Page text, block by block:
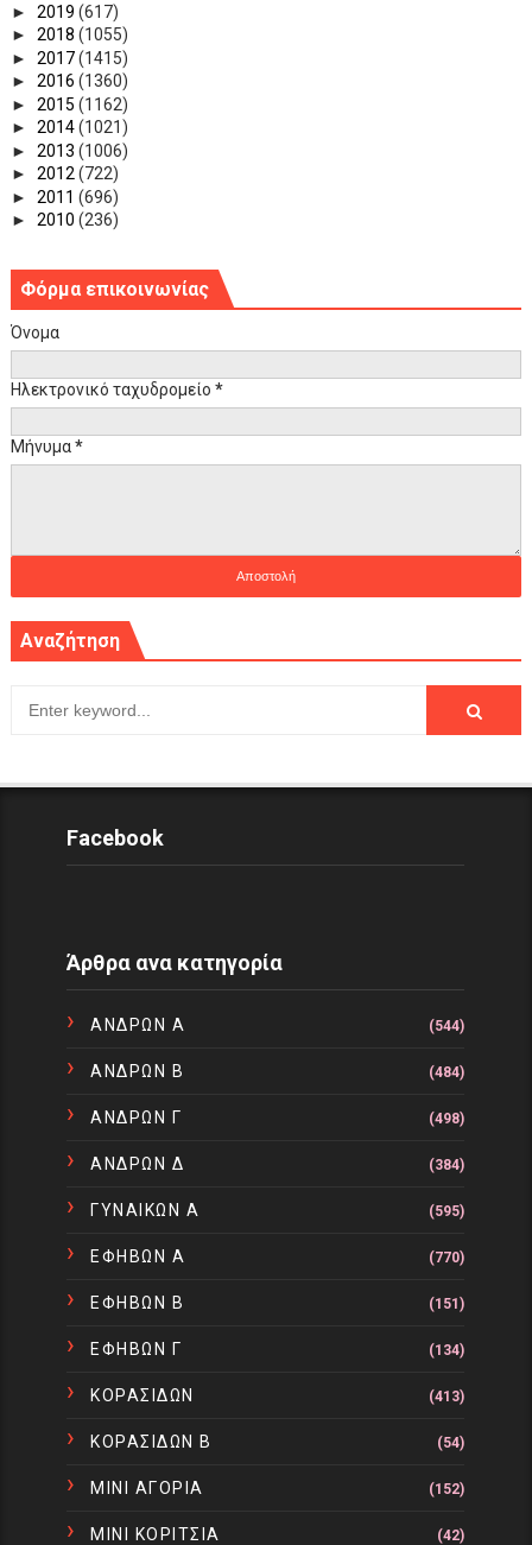
► 2019 (617)
► 2018 (1055)
► 2017(1415)
► 2016 (1360)
► 2015 (1162)
► 2014(1021)
► 2013 (1006)
► 2012(722)
► 2011 (696)
► 2010 (236)
Φόρμα επικοινωνίας
Όνομα
Ηλεκτρονικό ταχυδρομείο *
Μήνυμα*
Αναζήτηση
Facebook
Άρθρα ανα κατηγορία
ΑΝΔΡΩΝ Α (544)
ΑΝΔΡΩΝ Β (484)
ΑΝΔΡΩΝ Γ (498)
ΑΝΔΡΩΝ Δ (384)
ΓΥΝΑΙΚΩΝ Α (595)
ΕΦΗΒΩΝ Α (770)
ΕΦΗΒΩΝ Β (151)
ΕΦΗΒΩΝ Γ (134)
ΚΟΡΑΣΙΔΩΝ (413)
ΚΟΡΑΣΙΔΩΝ Β (54)
ΜΙΝΙ ΑΓΟΡΙΑ (152)
ΜΙΝΙ ΚΟΡΙΤΣΙΑ (42)